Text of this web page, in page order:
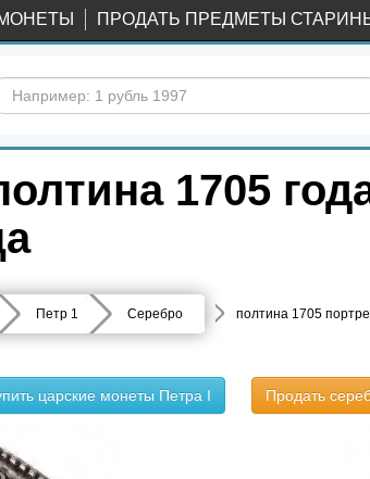
ПРОДАТЬ ПРЕДМЕТЫ
1705
Петр 1 Серебро полтина 1705
царские монеты Петра I Продать